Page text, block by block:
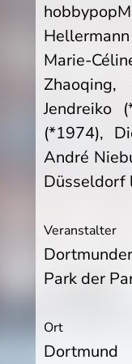
Marie-
Jendreiko
(*1974),
André
Düsseldorf
Veranstalter
Park der
Ort
Dortmund